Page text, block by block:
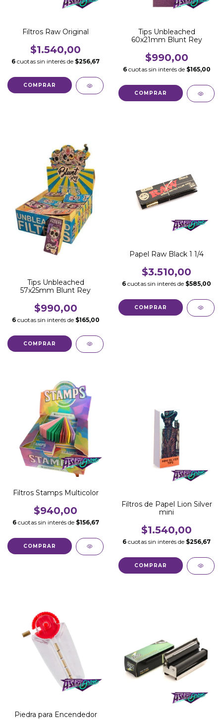
Filtros Raw Original
$1.540,00
6 cuotas sin interés de $256,67
Tips Unbleached
60x21mm Blunt Rey
$990,00
6 cuotas sin interés de $165,00
Tips Unbleached
57x25mm Blunt Rey
$990,00
6 cuotas sin interés de $165,00
Papel Raw Black 1 1/4
$3.510,00
6 cuotas sin interés de $585,00
Filtros Stamps Multicolor
$940,00
6 cuotas sin interés de $156,67
Filtros de Papel Lion Silver
mini
$1.540,00
6 cuotas sin interés de $256,67
Piedra para Encendedor